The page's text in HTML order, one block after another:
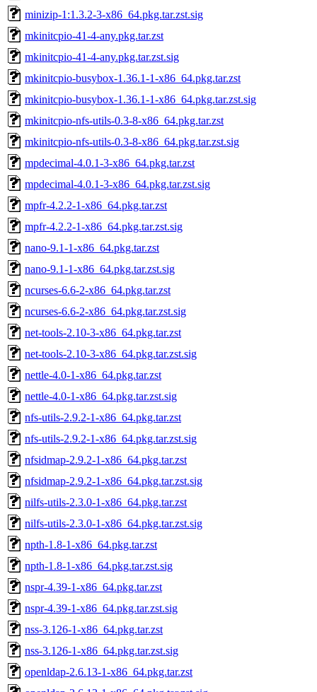
minizip-1:1.3.2-3-x86_64.pkg.tar.zst.sig
mkinitcpio-41-4-any.pkg.tar.zst
mkinitcpio-41-4-any.pkg.tar.zst.sig
mkinitcpio-busybox-1.36.1-1-x86_64.pkg.tar.zst
mkinitcpio-busybox-1.36.1-1-x86_64.pkg.tar.zst.sig
mkinitcpio-nfs-utils-0.3-8-x86_64.pkg.tar.zst
mkinitcpio-nfs-utils-0.3-8-x86_64.pkg.tar.zst.sig
mpdecimal-4.0.1-3-x86_64.pkg.tar.zst
mpdecimal-4.0.1-3-x86_64.pkg.tar.zst.sig
mpfr-4.2.2-1-x86_64.pkg.tar.zst
mpfr-4.2.2-1-x86_64.pkg.tar.zst.sig
nano-9.1-1-x86_64.pkg.tar.zst
nano-9.1-1-x86_64.pkg.tar.zst.sig
ncurses-6.6-2-x86_64.pkg.tar.zst
ncurses-6.6-2-x86_64.pkg.tar.zst.sig
net-tools-2.10-3-x86_64.pkg.tar.zst
net-tools-2.10-3-x86_64.pkg.tar.zst.sig
nettle-4.0-1-x86_64.pkg.tar.zst
nettle-4.0-1-x86_64.pkg.tar.zst.sig
nfs-utils-2.9.2-1-x86_64.pkg.tar.zst
nfs-utils-2.9.2-1-x86_64.pkg.tar.zst.sig
nfsidmap-2.9.2-1-x86_64.pkg.tar.zst
nfsidmap-2.9.2-1-x86_64.pkg.tar.zst.sig
nilfs-utils-2.3.0-1-x86_64.pkg.tar.zst
nilfs-utils-2.3.0-1-x86_64.pkg.tar.zst.sig
npth-1.8-1-x86_64.pkg.tar.zst
npth-1.8-1-x86_64.pkg.tar.zst.sig
nspr-4.39-1-x86_64.pkg.tar.zst
nspr-4.39-1-x86_64.pkg.tar.zst.sig
nss-3.126-1-x86_64.pkg.tar.zst
nss-3.126-1-x86_64.pkg.tar.zst.sig
openldap-2.6.13-1-x86_64.pkg.tar.zst